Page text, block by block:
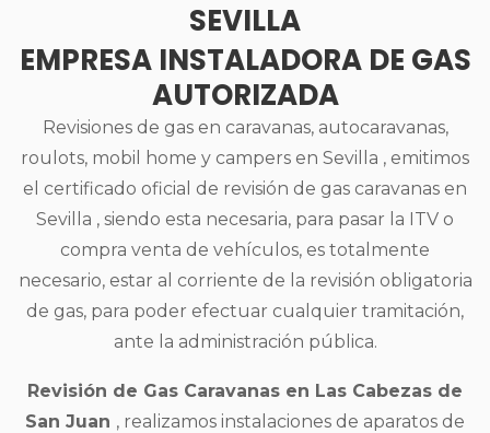
SEVILLA
EMPRESA INSTALADORA DE GAS
AUTORIZADA
Revisiones de gas en caravanas, autocaravanas,
roulots, mobil home y campers en Sevilla , emitimos
el certificado oficial de revisión de gas caravanas en
Sevilla , siendo esta necesaria, para pasar la ITV o
compra venta de vehículos, es totalmente
necesario, estar al corriente de la revisión obligatoria
de gas, para poder efectuar cualquier tramitación,
ante la administración pública.
Revisión de Gas Caravanas en Las Cabezas de
San Juan , realizamos instalaciones de aparatos de